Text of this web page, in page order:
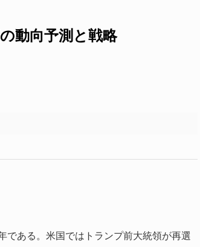
動向予測と戦略
である。米国ではトランプ前大統領が再選